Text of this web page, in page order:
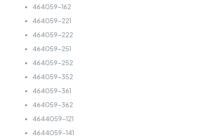
464059-162
464059-221
464059-222
464059-251
464059-252
464059-352
464059-361
464059-362
4644059-121
4644059-141